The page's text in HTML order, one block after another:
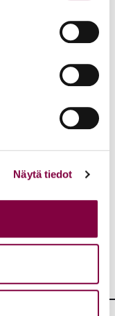
Näytä tiedot